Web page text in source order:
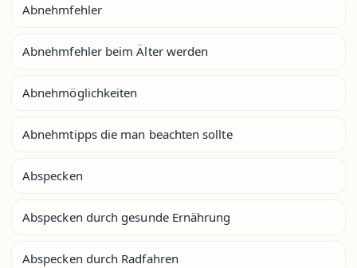
Abnehmfehler
Abnehmfehler beim Älter werden
Abnehmöglichkeiten
Abnehmtipps die man beachten sollte
Abspecken
Abspecken durch gesunde Ernährung
Abspecken durch Radfahren